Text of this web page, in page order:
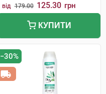
від 179.00 125.30 грн
КУПИТИ
−30%